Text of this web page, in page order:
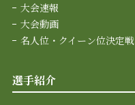
大会速報
大会動画
名人位・クイーン位決定戦
選手紹介